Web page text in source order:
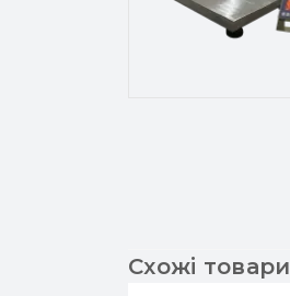
Схожі товари